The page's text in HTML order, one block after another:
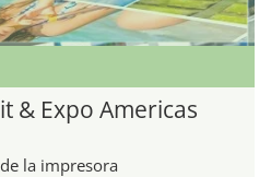
& Expo Americas
la impresora